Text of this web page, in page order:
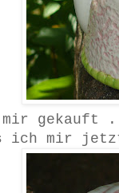
mir
mir jetzt